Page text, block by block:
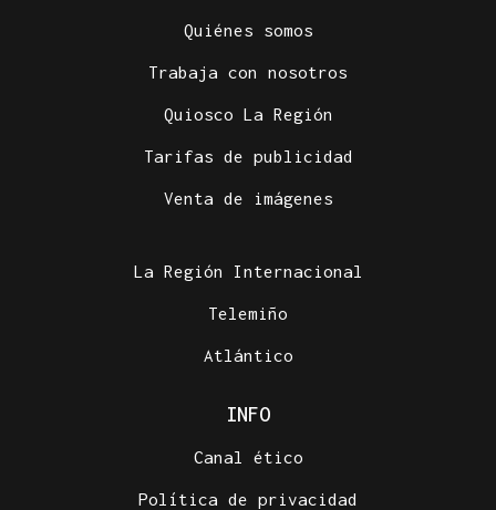
Quiénes somos
Trabaja con nosotros
Quiosco La Región
Tarifas de publicidad
Venta de imágenes
La Región Internacional
Telemiño
Atlántico
INFO
Canal ético
Política de privacidad